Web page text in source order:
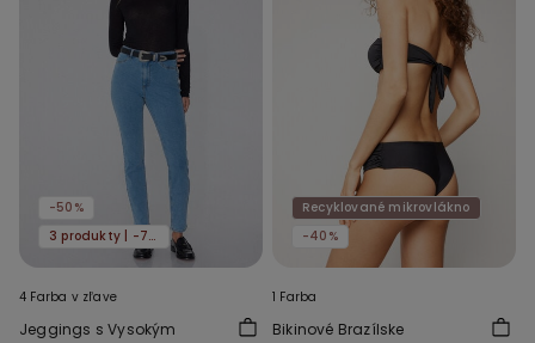
-50%
3 produkty | -70%
4 Farba v zľave
Jeggings s Vysokým
Recyklované mikrovlákno
-40%
1 Farba
Bikinové Brazílske